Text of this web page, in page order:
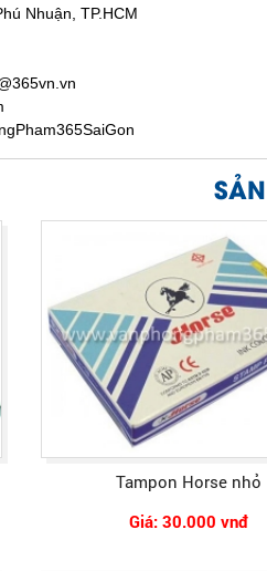
Nhuận, TP.HCM
Tampon Horse nhỏ
Giá: 30.000 vnđ